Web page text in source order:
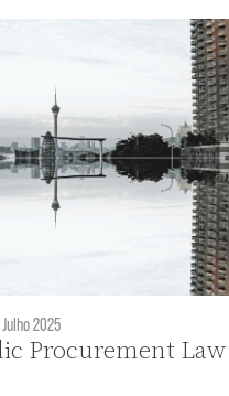
2025
Procurement Law